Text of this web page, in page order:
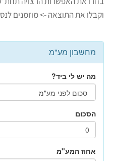
וקבלו את התוצאה -> מוזמנים